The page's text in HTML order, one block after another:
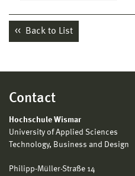
Back to List
Contact
Hochschule Wismar
University of Applied Sciences
Technology, Business and Design
Philipp-Müller-Straße 14